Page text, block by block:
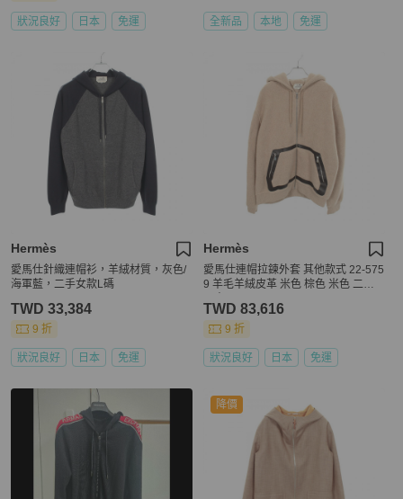
狀況良好 日本 免運 全新品 本地 免運
Hermès
愛馬仕針織連帽衫，羊絨材質，灰色/
海軍藍，二手女款L碼
TWD 33,384
9 折
狀況良好 日本 免運
Hermès
愛馬仕連帽拉鍊外套 其他款式 22-575
9 羊毛羊絨皮革 米色 棕色 米色 二手
TWD 83,616
9 折
狀況良好 日本 免運
降價